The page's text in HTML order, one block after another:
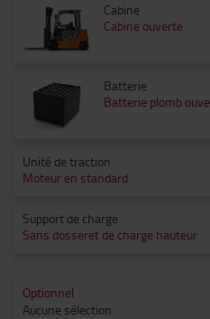
Cabine
Cabine ouverte
Batterie
Batterie plomb
Unité de traction
Moteur en standard
Support de charge
Sans dosseret de charge hauteur
Optionnel
Aucune sélection